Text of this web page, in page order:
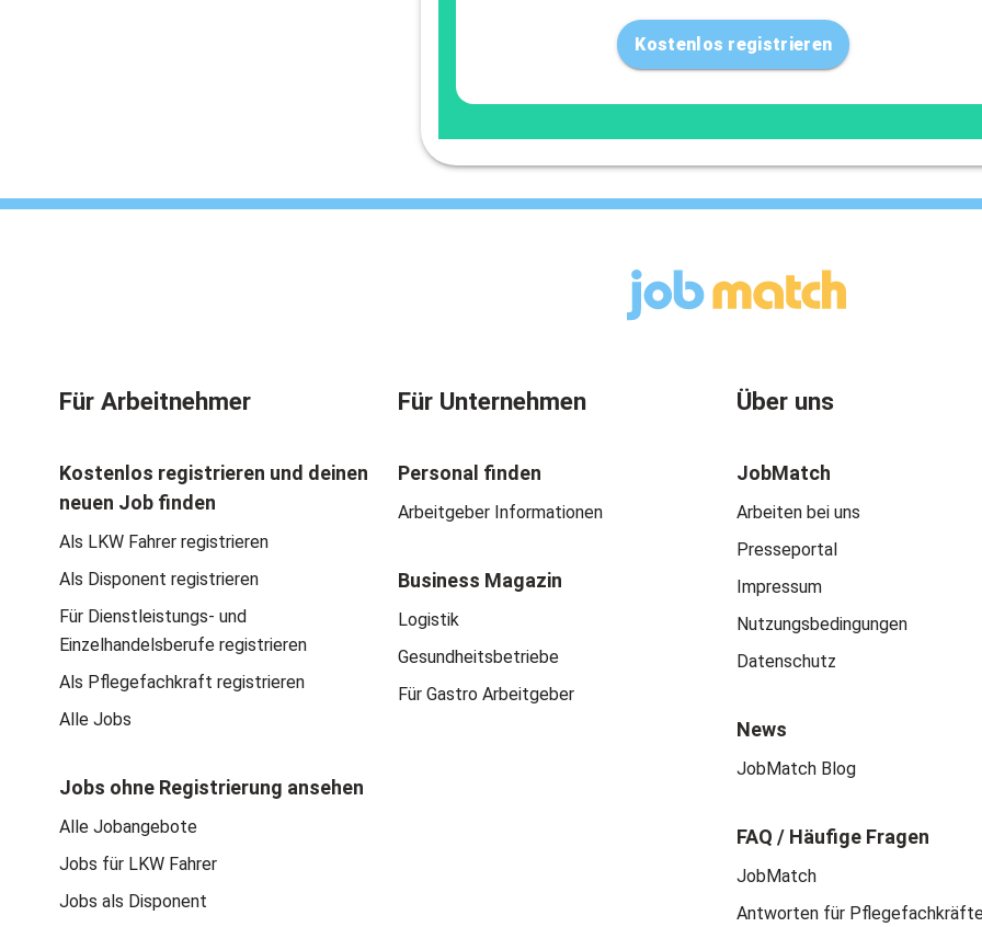
Kostenlos registrieren
Für Arbeitnehmer
Kostenlos registrieren und deinen
neuen Job finden
Als LKW Fahrer registrieren
Als Disponent registrieren
Für Dienstleistungs- und
Einzelhandelsberufe registrieren
Als Pflegefachkraft registrieren
Alle Jobs
Jobs ohne Registrierung ansehen
Alle Jobangebote
Jobs für LKW Fahrer
Jobs als Disponent
Für Unternehmen
Personal finden
Arbeitgeber Informationen
Business Magazin
Logistik
Gesundheitsbetriebe
Für Gastro Arbeitgeber
Über uns
JobMatch
Arbeiten bei uns
Presseportal
Impressum
Nutzungsbedingungen
Datenschutz
News
JobMatch Blog
FAQ / Häufige Fragen
JobMatch
Antworten für